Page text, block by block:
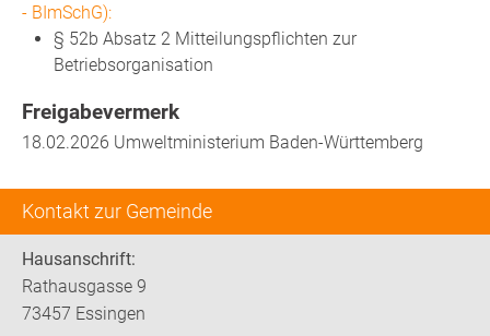
Kontakt zur Gemeinde
Hausanschrift:
Rathausgasse 9
73457 Essingen
- BImSchG):
§ 52b Absatz 2 Mitteilungspflichten zur
Betriebsorganisation
Freigabevermerk
18.02.2026 Umweltministerium Baden-Württemberg